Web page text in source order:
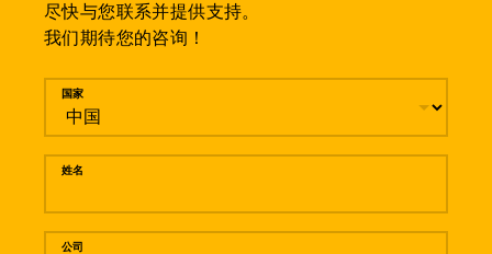
尽快与您联系并提供支持。
我们期待您的咨询！
留言
国家
姓名
公司